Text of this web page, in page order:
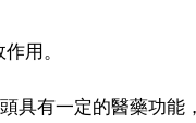
用。
具有一定的醫藥功能